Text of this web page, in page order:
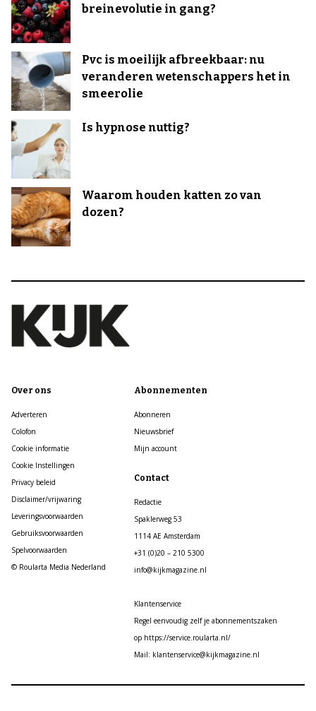
breinevolutie in gang?
Pvc is moeilijk afbreekbaar: nu
veranderen wetenschappers het in
smeerolie
Is hypnose nuttig?
Waarom houden katten zo van
dozen?
Over ons
Adverteren
Colofon
Cookie informatie
Cookie Instellingen
Privacy beleid
Disclaimer/vrijwaring
Leveringsvoorwaarden
Gebruiksvoorwaarden
Spelvoorwaarden
© Roularta Media Nederland
Abonnementen
Abonneren
Nieuwsbrief
Mijn account
Contact
Redactie
Spaklerweg 53
1114 AE Amsterdam
+31 (0)20 – 210 5300
info@kijkmagazine.nl
Klantenservice
Regel eenvoudig zelf je abonnementszaken
op https://service.roularta.nl/
Mail: klantenservice@kijkmagazine.nl